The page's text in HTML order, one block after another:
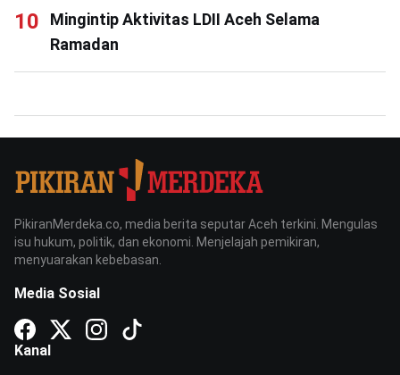
Mingintip Aktivitas LDII Aceh Selama
Ramadan
PikiranMerdeka.co, media berita seputar Aceh terkini. Mengulas
isu hukum, politik, dan ekonomi. Menjelajah pemikiran,
menyuarakan kebebasan.
Media Sosial
Kanal